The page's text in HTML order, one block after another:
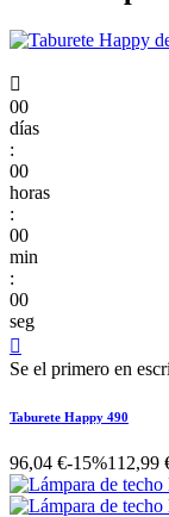

00
días
:
00
horas
:
00
min
:
00
seg

Se el primero en
Taburete Happy 490
96,04 €-15%112,99